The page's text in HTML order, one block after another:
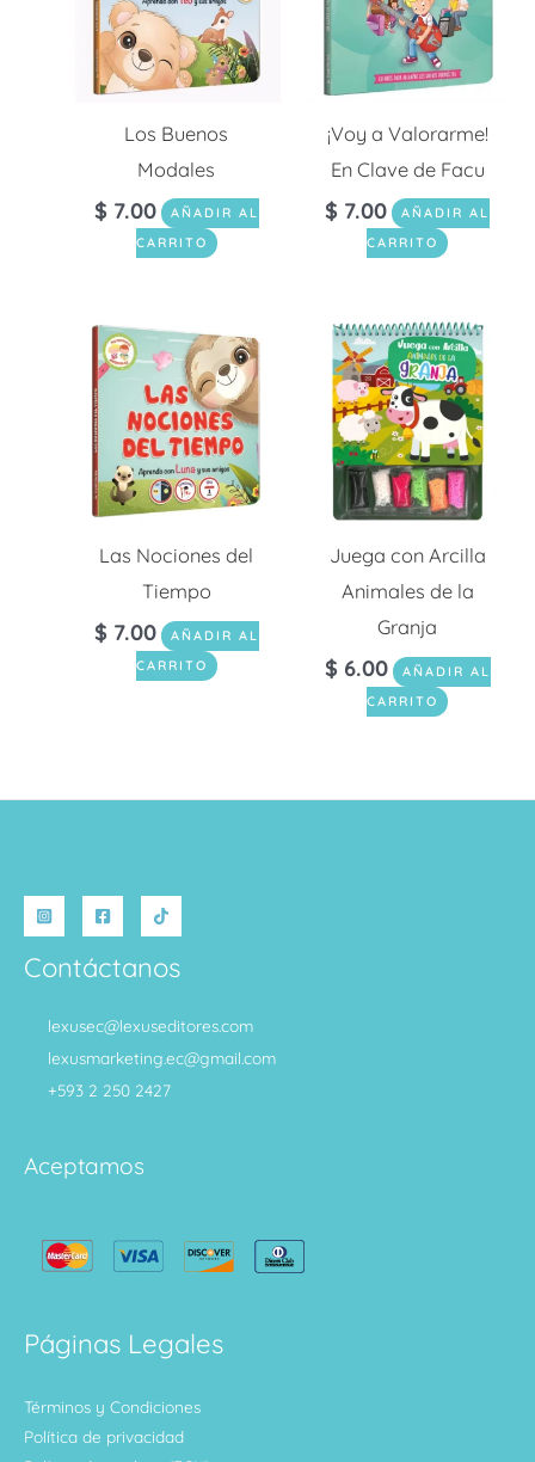
Los Buenos
Modales
$ 7.00
AÑADIR AL
CARRITO
¡Voy a Valorarme!
En Clave de Facu
$ 7.00
AÑADIR AL
CARRITO
Las Nociones del
Tiempo
$ 7.00
AÑADIR AL
CARRITO
Juega con Arcilla
Animales de la
Granja
$ 6.00
AÑADIR AL
CARRITO
Contáctanos
lexusec@lexuseditores.com
lexusmarketing.ec@gmail.com
+593 2 250 2427
Aceptamos
Páginas Legales
Términos y Condiciones
Política de privacidad